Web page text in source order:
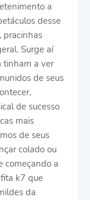
a
desse
pracinhas
Surge aí
tinham a ver
de seus
de sucesso
mais
de seus
colado ou
começando a
k7 que
da